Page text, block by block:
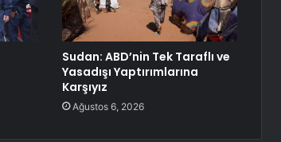
Sudan: ABD’nin Tek Taraflı ve
Yasadışı Yaptırımlarına
Karşıyız
Ağustos 6, 2026